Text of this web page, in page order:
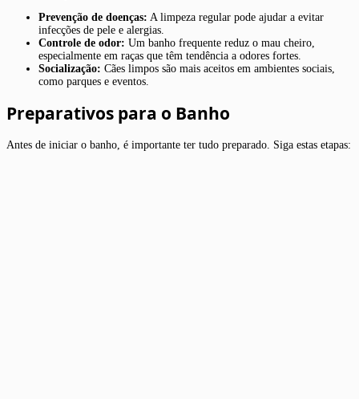
Prevenção de doenças: A limpeza regular pode ajudar a evitar
infecções de pele e alergias.
Controle de odor: Um banho frequente reduz o mau cheiro,
especialmente em raças que têm tendência a odores fortes.
Socialização: Cães limpos são mais aceitos em ambientes sociais,
como parques e eventos.
Preparativos para o Banho
Antes de iniciar o banho, é importante ter tudo preparado. Siga estas etapas: